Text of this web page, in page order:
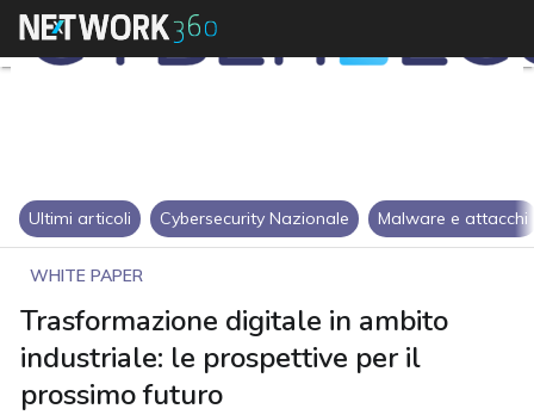
Ultimi articoli Cybersecurity Nazionale Malware e attacchi
WHITE PAPER
Trasformazione digitale in ambito
industriale: le prospettive per il
prossimo futuro